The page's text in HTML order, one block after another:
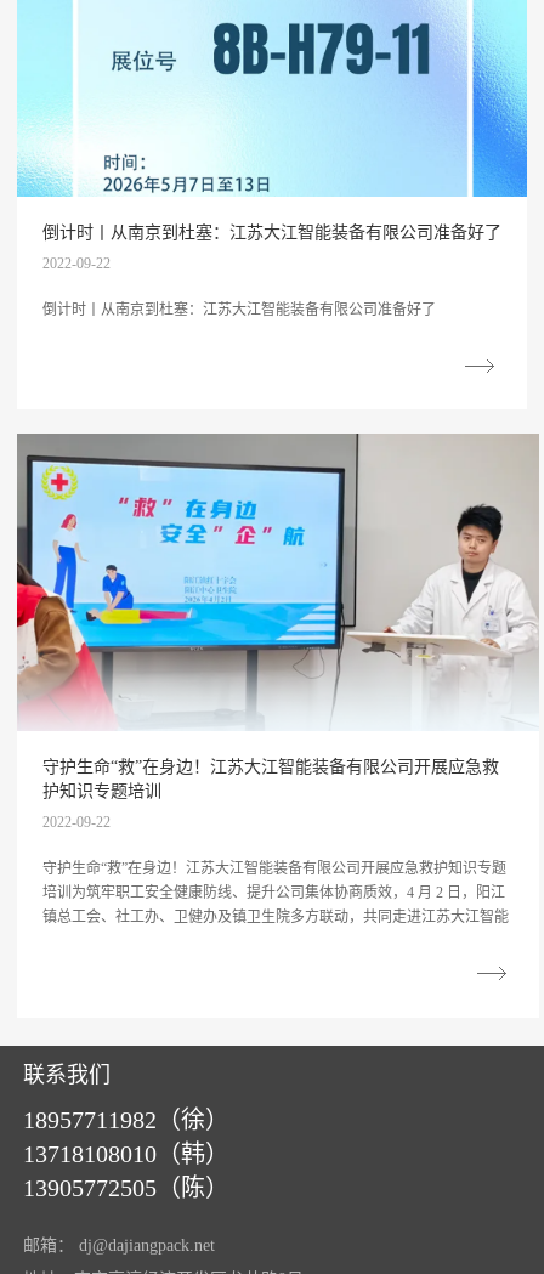
倒计时丨从南京到杜塞：江苏大江智能装备有限公司准备好了
2022-09-22
倒计时丨从南京到杜塞：江苏大江智能装备有限公司准备好了
守护生命“救”在身边！江苏大江智能装备有限公司开展应急救
护知识专题培训
2022-09-22
守护生命“救”在身边！江苏大江智能装备有限公司开展应急救护知识专题
培训为筑牢职工安全健康防线、提升公司集体协商质效，4 月 2 日，阳江
镇总工会、社工办、卫健办及镇卫生院多方联动，共同走进江苏大江智能
联系我们
18957711982（徐）
13718108010（韩）
13905772505（陈）
邮箱：
dj@dajiangpack.net